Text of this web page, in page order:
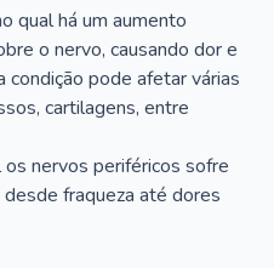
qual há um aumento
o nervo, causando dor e
condição pode afetar várias
cartilagens, entre
nervos periféricos sofre
fraqueza até dores